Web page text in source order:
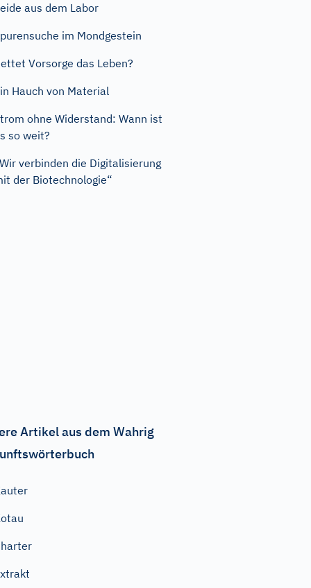
aus dem Labor
im Mondgestein
Vorsorge das Leben?
Hauch von Material
ohne Widerstand: Wann ist
so weit?
verbinden die Digitalisierung
der Biotechnologie“
Artikel aus dem Wahrig